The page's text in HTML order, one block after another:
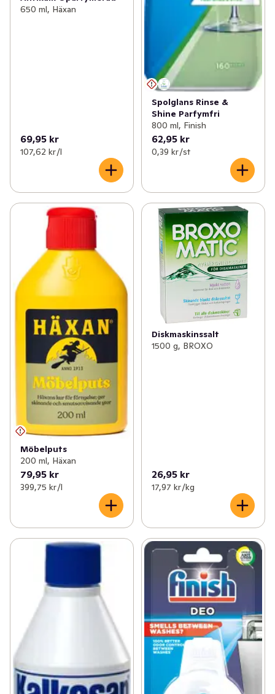
650 ml, Häxan
69,95 kr
107,62 kr /l
Spolglans Rinse &
Shine Parfymfri
800 ml, Finish
62,95 kr
0,39 kr /st
Möbelputs
200 ml, Häxan
79,95 kr
399,75 kr /l
Diskmaskinssalt
1500 g, BROXO
26,95 kr
17,97 kr /kg